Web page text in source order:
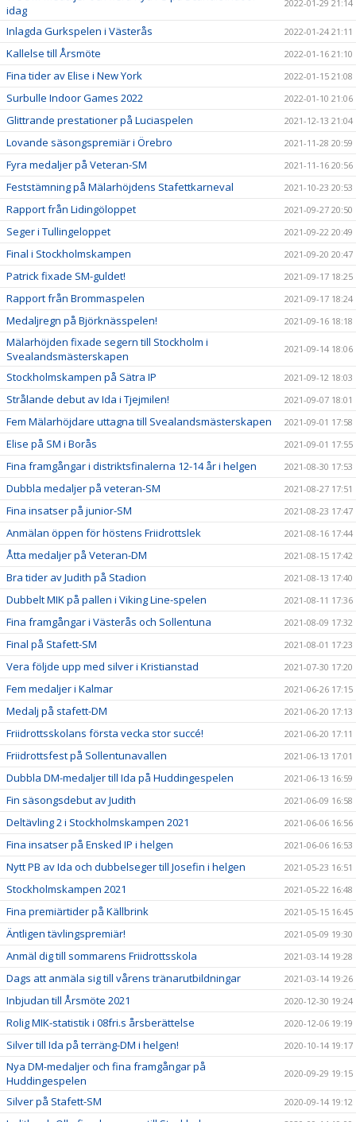
idag
2022-01-29 21:14
Inlagda Gurkspelen i Västerås 2022-01-24 21:11
Kallelse till Årsmöte 2022-01-16 21:10
Fina tider av Elise i New York 2022-01-15 21:08
Surbulle Indoor Games 2022 2022-01-10 21:06
Glittrande prestationer på Luciaspelen 2021-12-13 21:04
Lovande säsongspremiär i Örebro 2021-11-28 20:59
Fyra medaljer på Veteran-SM 2021-11-16 20:56
Feststämning på Mälarhöjdens Stafettkarneval 2021-10-23 20:53
Rapport från Lidingöloppet 2021-09-27 20:50
Seger i Tullingeloppet 2021-09-22 20:49
Final i Stockholmskampen 2021-09-20 20:47
Patrick fixade SM-guldet! 2021-09-17 18:25
Rapport från Brommaspelen 2021-09-17 18:24
Medaljregn på Björknässpelen! 2021-09-16 18:18
Mälarhöjden fixade segern till Stockholm i
Svealandsmästerskapen
2021-09-14 18:06
Stockholmskampen på Sätra IP 2021-09-12 18:03
Strålande debut av Ida i Tjejmilen! 2021-09-07 18:01
Fem Mälarhöjdare uttagna till Svealandsmästerskapen 2021-09-01 17:58
Elise på SM i Borås 2021-09-01 17:55
Fina framgångar i distriktsfinalerna 12-14 år i helgen 2021-08-30 17:53
Dubbla medaljer på veteran-SM 2021-08-27 17:51
Fina insatser på junior-SM 2021-08-23 17:47
Anmälan öppen för höstens Friidrottslek 2021-08-16 17:44
Åtta medaljer på Veteran-DM 2021-08-15 17:42
Bra tider av Judith på Stadion 2021-08-13 17:40
Dubbelt MIK på pallen i Viking Line-spelen 2021-08-11 17:36
Fina framgångar i Västerås och Sollentuna 2021-08-09 17:32
Final på Stafett-SM 2021-08-01 17:23
Vera följde upp med silver i Kristianstad 2021-07-30 17:20
Fem medaljer i Kalmar 2021-06-26 17:15
Medalj på stafett-DM 2021-06-20 17:13
Friidrottsskolans första vecka stor succé! 2021-06-20 17:11
Friidrottsfest på Sollentunavallen 2021-06-13 17:01
Dubbla DM-medaljer till Ida på Huddingespelen 2021-06-13 16:59
Fin säsongsdebut av Judith 2021-06-09 16:58
Deltävling 2 i Stockholmskampen 2021 2021-06-06 16:56
Fina insatser på Ensked IP i helgen 2021-06-06 16:53
Nytt PB av Ida och dubbelseger till Josefin i helgen 2021-05-23 16:51
Stockholmskampen 2021 2021-05-22 16:48
Fina premiärtider på Källbrink 2021-05-15 16:45
Äntligen tävlingspremiär! 2021-05-09 19:30
Anmäl dig till sommarens Friidrottsskola 2021-03-14 19:28
Dags att anmäla sig till vårens tränarutbildningar 2021-03-14 19:26
Inbjudan till Årsmöte 2021 2020-12-30 19:24
Rolig MIK-statistik i 08fri.s årsberättelse 2020-12-06 19:19
Silver till Ida på terräng-DM i helgen! 2020-10-14 19:17
Nya DM-medaljer och fina framgångar på
Huddingespelen
2020-09-29 19:15
Silver på Stafett-SM 2020-09-14 19:12